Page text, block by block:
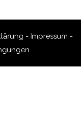
- Impressum -